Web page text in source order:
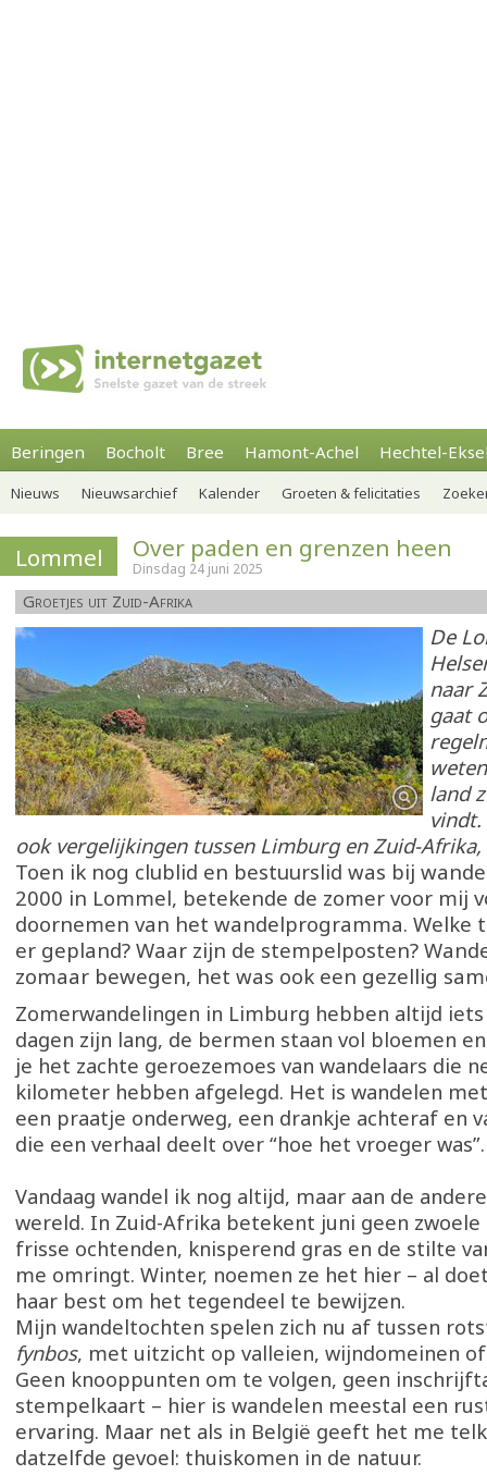
Beringen Bocholt Bree Hamont-Achel Hechtel-
Nieuws Nieuwsarchief Kalender Groeten & felicitaties
Lommel Over paden en grenzen heen
Dinsdag 24 juni 2025
Groetjes uit Zuid-Afrika
De
naar
gaat
land
vindt.
ook vergelijkingen tussen Limburg en Zuid-Afrika,
Toen ik nog clublid en bestuurslid was bij
2000 in Lommel, betekende de zomer voor mij
doornemen van het wandelprogramma. Welke
er gepland? Waar zijn de stempelposten?
zomaar bewegen, het was ook een gezellig
Zomerwandelingen in Limburg hebben altijd iets
dagen zijn lang, de bermen staan vol bloemen
je het zachte geroezemoes van wandelaars die
kilometer hebben afgelegd. Het is wandelen
een praatje onderweg, een drankje achteraf en
die een verhaal deelt over “hoe het vroeger was”.
Vandaag wandel ik nog altijd, maar aan de
wereld. In Zuid-Afrika betekent juni geen zwoele
frisse ochtenden, knisperend gras en de stilte
me omringt. Winter, noemen ze het hier – al
haar best om het tegendeel te bewijzen.
Mijn wandeltochten spelen zich nu af tussen
fynbos, met uitzicht op valleien, wijndomeinen of
Geen knooppunten om te volgen, geen
stempelkaart – hier is wandelen meestal een
ervaring. Maar net als in België geeft het me
datzelfde gevoel: thuiskomen in de natuur.